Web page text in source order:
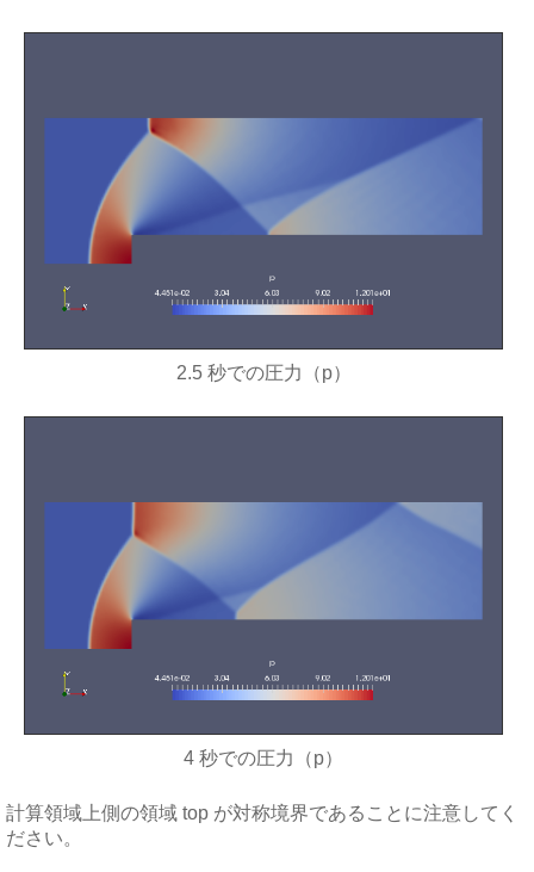
2.5 秒での圧力（p）
4 秒での圧力（p）
計算領域上側の領域 top が対称境界であることに注意してく
ださい。